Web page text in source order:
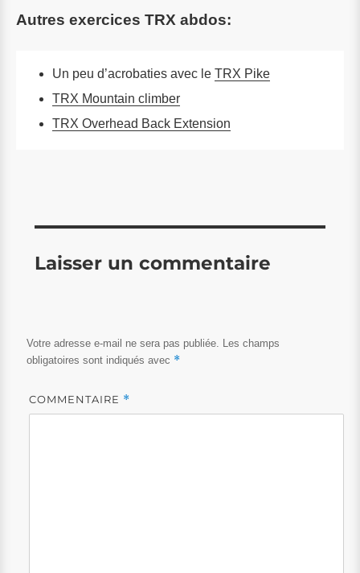
Autres exercices TRX abdos:
Un peu d’acrobaties avec le TRX Pike
TRX Mountain climber
TRX Overhead Back Extension
Laisser un commentaire
Votre adresse e-mail ne sera pas publiée. Les champs
obligatoires sont indiqués avec *
COMMENTAIRE *